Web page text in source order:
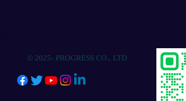
© 2025- PROGRESS CO., LTD